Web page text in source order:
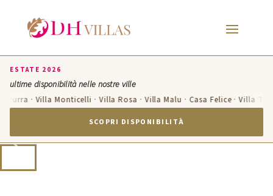
ESTATE 2026
ultime disponibilità nelle nostre ville
· Villa Monticelli · Villa Rosa · Villa Malu · Casa Felice · Villa
SCOPRI DISPONIBILITÀ